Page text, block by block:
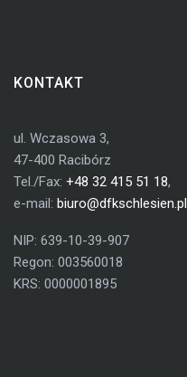
KONTAKT
ul. Wczasowa 3,
47-400 Racibórz
Tel./Fax: +48 32 415 51 18,
e-mail: biuro@dfkschlesien.pl
NIP: 639-10-39-907
Regon: 003560018
KRS: 0000001895